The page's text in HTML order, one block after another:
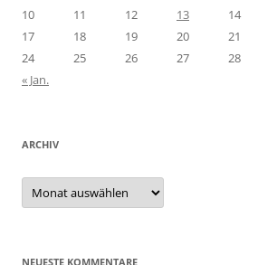
10
11 12 13 14
17
18 19 20 21
24
25 26 27
28
« Jan.
ARCHIV
Archiv
NEUESTE KOMMENTARE